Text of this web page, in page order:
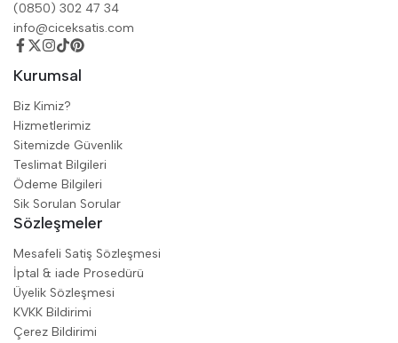
(0850) 302 47 34
info@ciceksatis.com
Kurumsal
Biz Kimiz?
Hizmetlerimiz
Sitemizde Güvenlik
Teslimat Bilgileri
Ödeme Bilgileri
Sik Sorulan Sorular
Sözleşmeler
Mesafeli Satiş Sözleşmesi
İptal & iade Prosedürü
Üyelik Sözleşmesi
KVKK Bildirimi
Çerez Bildirimi